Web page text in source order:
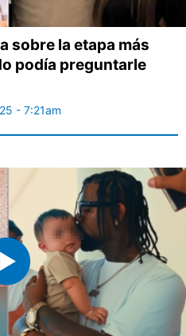
sobre la etapa más
podía preguntarle
- 7:21am